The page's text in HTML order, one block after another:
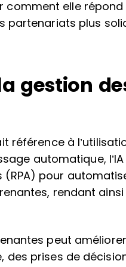
elle répond
partenariats plus
gestion
référence à
automatique,
pour
rendant
peut
prises de